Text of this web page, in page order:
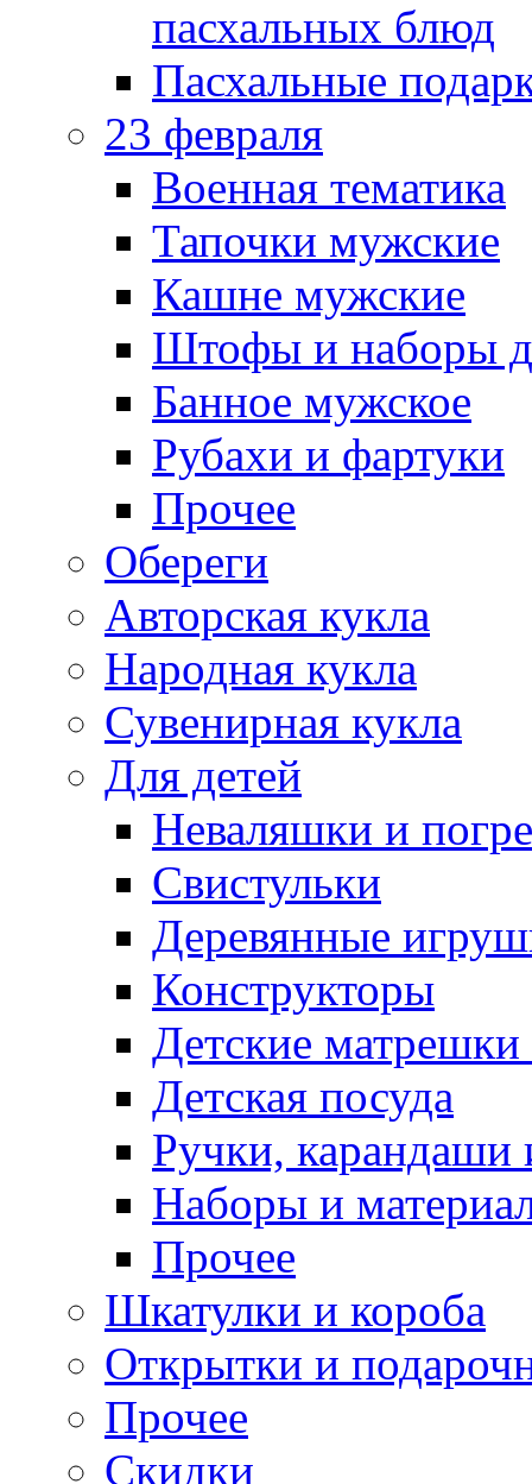
пасхальных блюд
Пасхальные
23 февраля
Военная тематика
Тапочки мужские
Кашне мужские
Штофы и наборы
Банное мужское
Рубахи и фартуки
Прочее
Обереги
Авторская кукла
Народная кукла
Сувенирная кукла
Для детей
Неваляшки и
Свистульки
Деревянные
Конструкторы
Детские
Детская посуда
Ручки,
Наборы и
Прочее
Шкатулки и короба
Открытки и
Прочее
Скидки